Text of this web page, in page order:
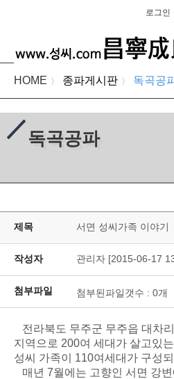
로그인
HOME 〉 종파게시판 〉 독곡공
독곡공파
제목 서면 성씨가족 이야기
작성자 관리자 [2015-06-17
첨부파일 첨부된파일갯수 : 0개
전라북도 무주군 무주읍 대차
지역으로 200여 세대가 살고있
성씨 가족이 110여세대가 구성
매년 7월에는 고향인 서면 강